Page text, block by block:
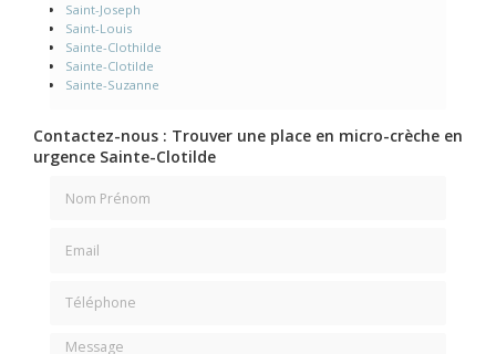
Saint-Joseph
Saint-Louis
Sainte-Clothilde
Sainte-Clotilde
Sainte-Suzanne
Contactez-nous : Trouver une place en micro-crèche en
urgence Sainte-Clotilde
Message